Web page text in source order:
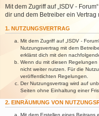
Mit dem Zugriff auf „ISDV -
dir und dem Betreiber ein
1. NUTZUNGSVERTRAG
Mit dem Zugriff auf „ISDV -
Nutzungsvertrag mit dem
erklärst dich mit den
Wenn du mit diesen
nicht weiter nutzen. Für die
veröffentlichten Regelungen.
Der Nutzungsvertrag wird auf
Seiten ohne Einhaltung einer
2. EINRÄUMUNG VON
Mit dem Erstellen eines Beitrags